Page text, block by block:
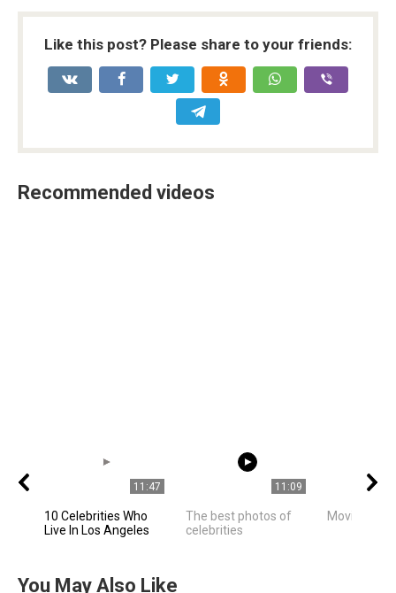
Like this post? Please share to your friends:
Recommended videos
11:47
10 Celebrities Who
Live In Los Angeles
11:09
The best photos of
celebrities
Movie Stars
You May Also Like